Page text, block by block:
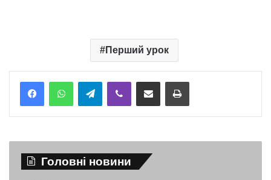
Перший урок
TelegramViber Надіслати електронною поштоюНадрукувати
Головні новини